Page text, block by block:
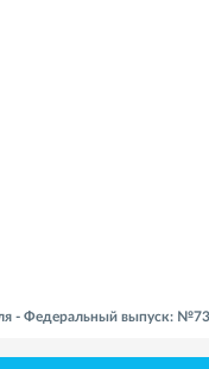
- Федеральный выпуск: